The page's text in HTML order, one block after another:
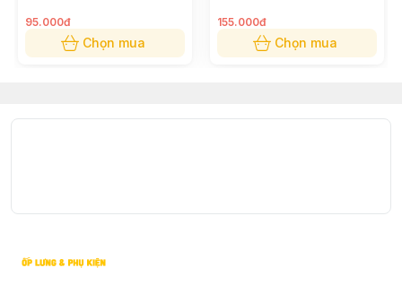
Shop nhận ship COD toàn quốc thời gian khoảng từ 1 –
95.000đ
Chọn mua
155.000đ
Chọn mua